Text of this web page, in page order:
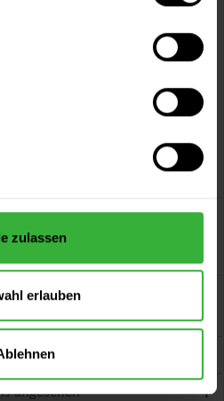
zulassen
erlauben
EUR
Universell einsetzbarer
konischen...
lesen...mehr
angesehen